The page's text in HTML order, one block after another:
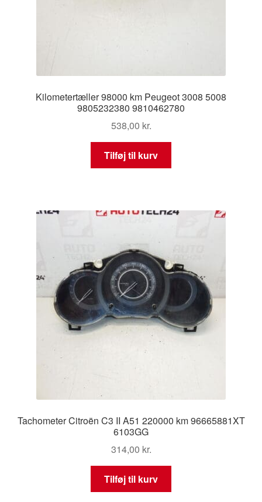
Kilometertæller 98000 km Peugeot 3008 5008
9805232380 9810462780
538,00 kr.
Tilføj til kurv
Tachometer Citroën C3 II A51 220000 km 96665881XT
6103GG
314,00 kr.
Tilføj til kurv